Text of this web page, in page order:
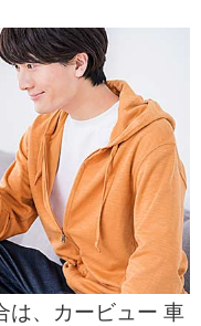
は、カービュー 車